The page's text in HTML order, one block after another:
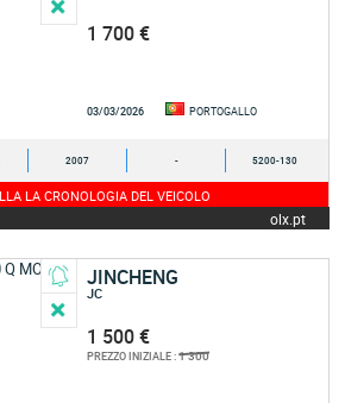
1 700 €
03/03/2026 PORTOGALLO
2007 - 5200-130
LA CRONOLOGIA DEL VEICOLO
olx.pt
JINCHENG
JC
1 500 €
PREZZO INIZIALE :1 300